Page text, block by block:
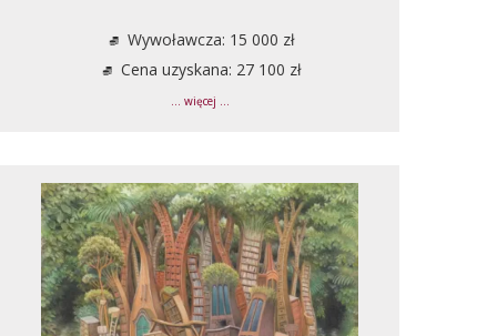
Wywoławcza: 15 000 zł
Cena uzyskana: 27 100 zł
... więcej ...